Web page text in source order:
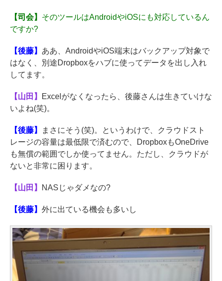
【司会】 そのツールはAndroidやiOSにも対応しているん
ですか?
【後藤】 ああ、AndroidやiOS端末はバックアップ対象で
はなく、別途Dropboxをハブに使ってデータを出し入れ
してます。
【山田】
Excelがなくなったら、後藤さんは生きていけな
いよね(笑)。
【後藤】
まさにそう(笑)。というわけで、クラウドスト
レージの容量は最低限で済むので、DropboxもOneDrive
も無償の範囲でしか使ってません。ただし、クラウドが
ないと非常に困ります。
【山田】 NASじゃダメなの?
【後藤】 外に出ている機会も多いし